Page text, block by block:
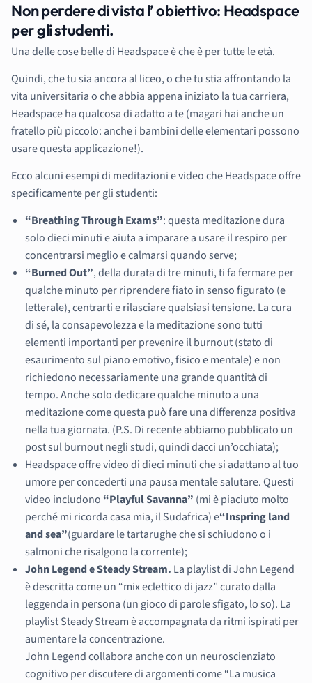
Non perdere di vista l’ obiettivo: Headspace
per gli studenti.
Una delle cose belle di Headspace è che è per tutte le età.
Quindi, che tu sia ancora al liceo, o che tu stia affrontando la
vita universitaria o che abbia appena iniziato la tua carriera,
Headspace ha qualcosa di adatto a te (magari hai anche un
fratello più piccolo: anche i bambini delle elementari possono
usare questa applicazione!).
Ecco alcuni esempi di meditazioni e video che Headspace offre
specificamente per gli studenti:
“Breathing Through Exams”: questa meditazione dura
solo dieci minuti e aiuta a imparare a usare il respiro per
concentrarsi meglio e calmarsi quando serve;
“Burned Out”, della durata di tre minuti, ti fa fermare per
qualche minuto per riprendere fiato in senso figurato (e
letterale), centrarti e rilasciare qualsiasi tensione. La cura
di sé, la consapevolezza e la meditazione sono tutti
elementi importanti per prevenire il burnout (stato di
esaurimento sul piano emotivo, fisico e mentale) e non
richiedono necessariamente una grande quantità di
tempo. Anche solo dedicare qualche minuto a una
meditazione come questa può fare una differenza positiva
nella tua giornata. (P.S. Di recente abbiamo pubblicato un
post sul burnout negli studi, quindi dacci un’occhiata);
Headspace offre video di dieci minuti che si adattano al tuo
umore per concederti una pausa mentale salutare. Questi
video includono “Playful Savanna” (mi è piaciuto molto
perché mi ricorda casa mia, il Sudafrica) e“Inspring land
and sea”(guardare le tartarughe che si schiudono o i
salmoni che risalgono la corrente);
John Legend e Steady Stream. La playlist di John Legend
è descritta come un “mix eclettico di jazz” curato dalla
leggenda in persona (un gioco di parole sfigato, lo so). La
playlist Steady Stream è accompagnata da ritmi ispirati per
aumentare la concentrazione.
John Legend collabora anche con un neuroscienziato
cognitivo per discutere di argomenti come “La musica